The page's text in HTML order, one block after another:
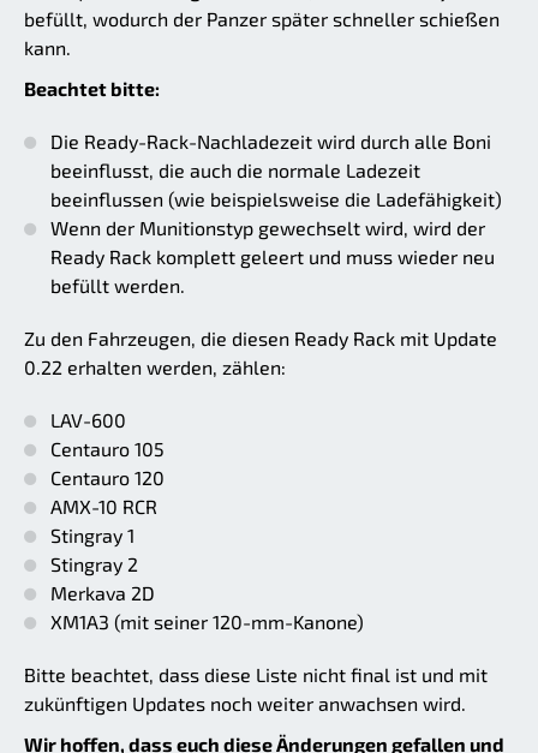
befüllt, wodurch der Panzer später schneller schießen
kann.
Beachtet bitte:
Die Ready-Rack-Nachladezeit wird durch alle Boni
beeinflusst, die auch die normale Ladezeit
beeinflussen (wie beispielsweise die Ladefähigkeit)
Wenn der Munitionstyp gewechselt wird, wird der
Ready Rack komplett geleert und muss wieder neu
befüllt werden.
Zu den Fahrzeugen, die diesen Ready Rack mit Update
0.22 erhalten werden, zählen:
LAV-600
Centauro 105
Centauro 120
AMX-10 RCR
Stingray 1
Stingray 2
Merkava 2D
XM1A3 (mit seiner 120-mm-Kanone)
Bitte beachtet, dass diese Liste nicht final ist und mit
zukünftigen Updates noch weiter anwachsen wird.
Wir hoffen, dass euch diese Änderungen gefallen und